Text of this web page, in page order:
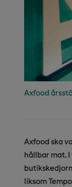
Axfood
Axfood ska
hållbar mat.
liksom